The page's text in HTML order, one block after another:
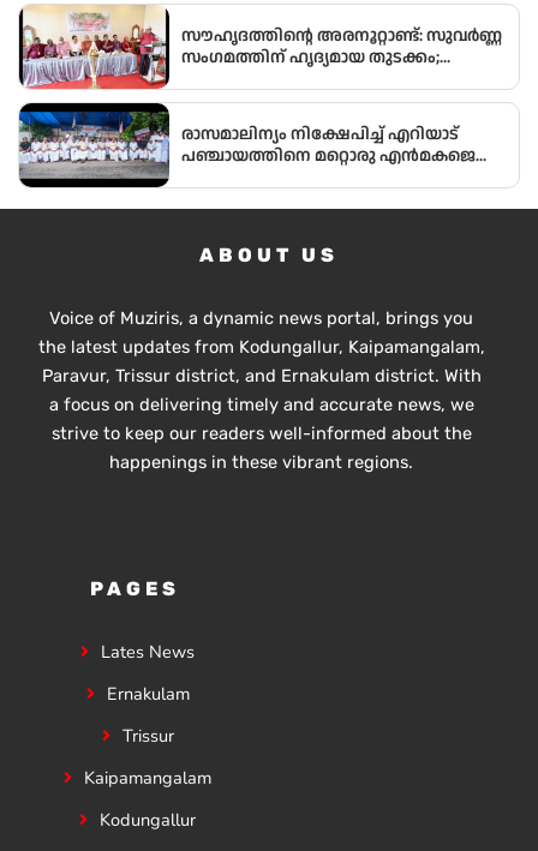
സൗഹൃദത്തിന്റെ അരനൂറ്റാണ്ട്: സുവർണ്ണ
സംഗമത്തിന് ഹൃദ്യമായ തുടക്കം;
നിർവ്വഹിച്ചു.
രാസമാലിന്യം നിക്ഷേപിച്ച് എറിയാട്
പഞ്ചായത്തിനെ മറ്റൊരു എൻമകജെ
ABOUT US
Voice of Muziris, a dynamic news portal, brings you
the latest updates from Kodungallur, Kaipamangalam,
Paravur, Trissur district, and Ernakulam district. With
a focus on delivering timely and accurate news, we
strive to keep our readers well-informed about the
happenings in these vibrant regions.
PAGES
Lates News
Ernakulam
Trissur
Kaipamangalam
Kodungallur